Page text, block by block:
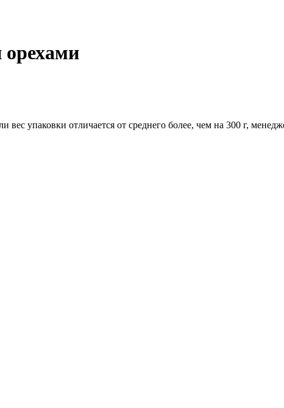
орехами
упаковки отличается от среднего более, чем на 300 г,